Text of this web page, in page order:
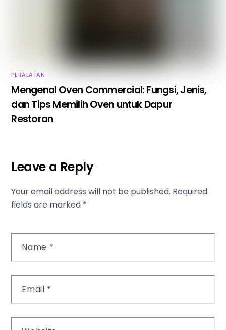
PERALATAN
Mengenal Oven Commercial: Fungsi, Jenis,
dan Tips Memilih Oven untuk Dapur
Restoran
Leave a Reply
Your email address will not be published. Required
fields are marked *
Name *
Email *